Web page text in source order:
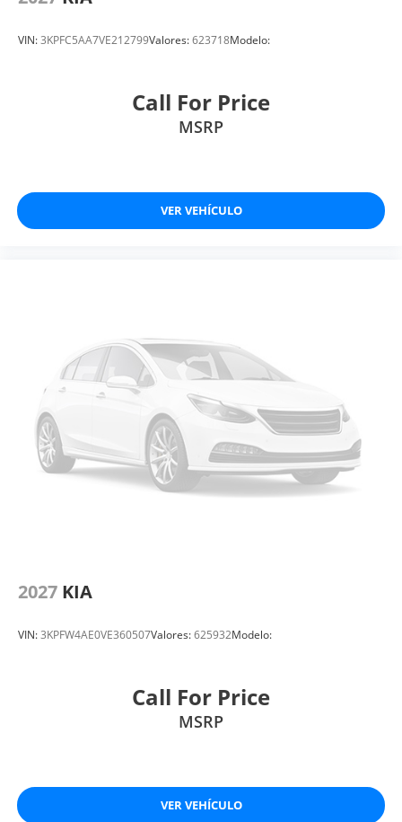
VIN:3KPFC5AA7VE212799Valores:623718Modelo:
Call For Price
MSRP
VER VEHÍCULO
2027 KIA
VIN:3KPFW4AE0VE360507Valores:625932Modelo:
Call For Price
MSRP
VER VEHÍCULO